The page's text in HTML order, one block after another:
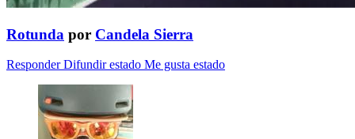
Rotunda por Candela Sierra
Responder Difundir estado Me gusta estado